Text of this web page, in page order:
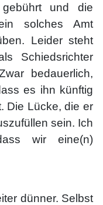
und die
solches Amt
Leider steht
Schiedsrichter
bedauerlich,
es ihn künftig
Die Lücke, die er
sein. Ich
wir eine(n)
dünner. Selbst